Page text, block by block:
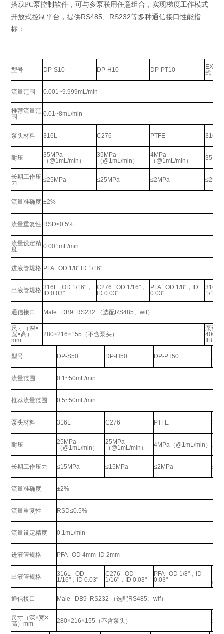
搭载PC泵控制软件，可与多泵联用任意组合，实现梯度工作模式
开放式控制平台，提供RS485、RS232等多种通信接口性能指
标：
型号 DP-S10 DP-H10 DP-PT10
式
流量范围 0.001~9.999mL/min
推荐流量范
围
0.01~8mL/min
泵头材料 316L C276 PTFE 316L
耐压
35MPa
（@1mL/min）
35MPa
（@1mL/min）
4MPa
（@1mL/min）
长期工作压
力
≤25MPa ≤25MPa ≤2MPa
流量准确度 ±2%
流量重复性 RSD≤0.5%
流量设定精
度
0.001mL/min
进液管规格 PFA OD 1/8" ID 1/16"
出液管规格 316L OD 1/16"，
ID 0.03"
C276 OD 1/16"，
ID 0.03"
PFA OD 1/8"，ID
0.03"
316L
1/16"
通信接口 Male DB9 RS232 （选配RS485、wif）
尺寸（深×
宽×高）
mm
280×216×155（不含泵头）
泵部
IIB T4
型号 DP-S50 DP-H50 DP-PT50
体
流量范围 0.1~50mL/min
推荐流量范围 0.5~50mL/min
泵头材料 316L C276 PTFE
耐压
25MPa
（ @1mL/min ）
25MPa
（ @1mL/min ） 4MPa （ @1mL/min ）
长期工作压力 ≤15MPa ≤15MPa ≤2MPa ≤
流量准确度 ±2%
流量重复性 RSD≤0.5%
流量设定精度 0.1mL/min
进液管规格 PFA OD 4mm ID 2mm
出液管规格
316L OD
1/16" ， ID 0.03"
C276 OD
1/16" ， ID 0.03"
PFA OD 1/8" ，
ID
0.03"
通信接口 Male DB9 RS232 （选配RS485、wif）
尺寸（深×宽×
高）mm 280×216×155 （不含泵头）
泵
箱